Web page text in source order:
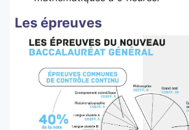
Les épreuves